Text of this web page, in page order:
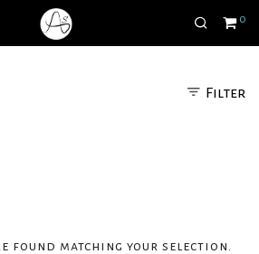
0
Filter
found matching your selection.